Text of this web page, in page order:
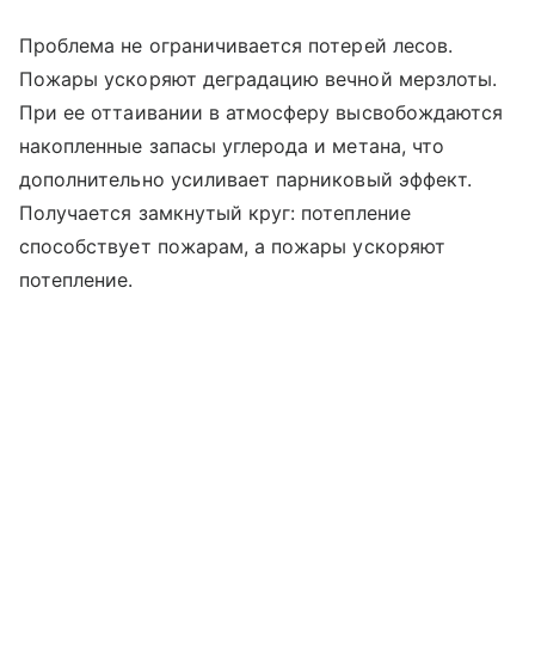
Проблема не ограничивается потерей лесов.
Пожары ускоряют деградацию вечной мерзлоты.
При ее оттаивании в атмосферу высвобождаются
накопленные запасы углерода и метана, что
дополнительно усиливает парниковый эффект.
Получается замкнутый круг: потепление
способствует пожарам, а пожары ускоряют
потепление.